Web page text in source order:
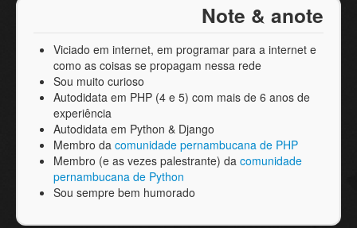
Note & anote
Viciado em internet, em programar para a internet e
como as coisas se propagam nessa rede
Sou muito curioso
Autodidata em PHP (4 e 5) com mais de 6 anos de
experiência
Autodidata em Python & Django
Membro da comunidade pernambucana de PHP
Membro (e as vezes palestrante) da comunidade
pernambucana de Python
Sou sempre bem humorado